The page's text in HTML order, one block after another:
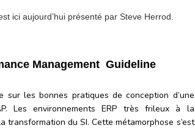
ici aujourd’hui présenté par Steve Herrod.
Management Guideline
les bonnes pratiques de conception d’une
Les environnements ERP très frileux à la
du SI. Cette métamorphose s’est